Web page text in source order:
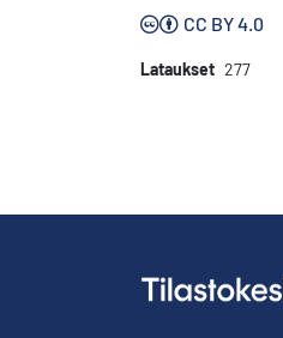
CC BY 4.0
Lataukset 277